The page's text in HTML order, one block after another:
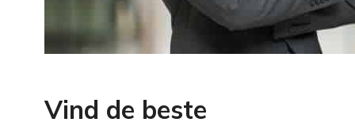
Vind de beste